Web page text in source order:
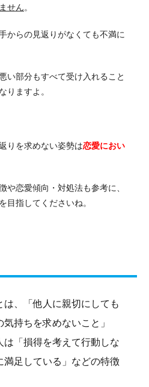
せん。
からの見返りがなくても不満に
い部分もすべて受け入れること
りますよ。
りを求めない姿勢は恋愛におい
や恋愛傾向・対処法も参考に、
目指してくださいね。
は、「他人に親切にしても
持ちを求めないこと」
は「損得を考えて行動しな
満足している」などの特徴